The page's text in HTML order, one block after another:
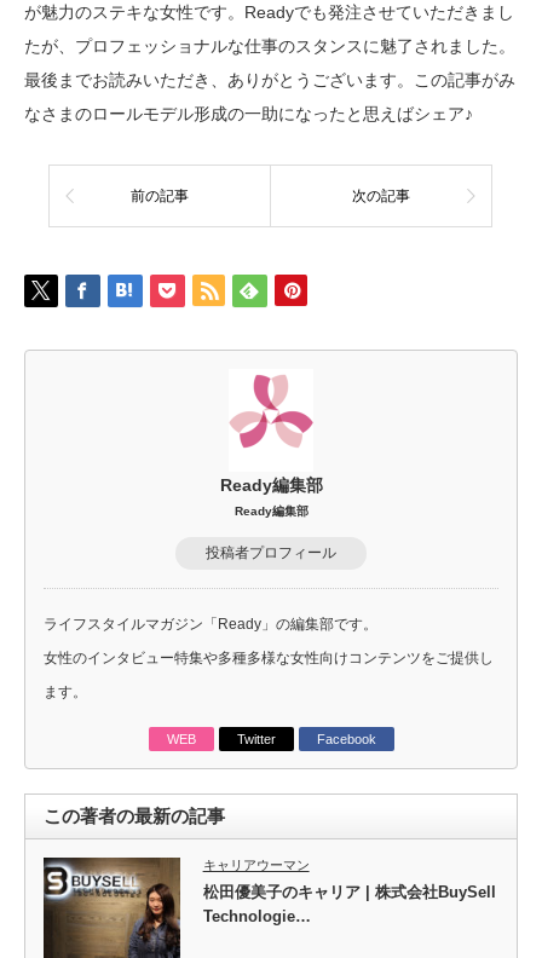
が魅力のステキな女性です。Readyでも発注させていただきまし
たが、プロフェッショナルな仕事のスタンスに魅了されました。
最後までお読みいただき、ありがとうございます。この記事がみ
なさまのロールモデル形成の一助になったと思えばシェア♪
前の記事 次の記事
Ready編集部
Ready編集部
投稿者プロフィール
ライフスタイルマガジン「Ready」の編集部です。
女性のインタビュー特集や多種多様な女性向けコンテンツをご提供し
ます。
WEB Twitter Facebook
この著者の最新の記事
キャリアウーマン
松田優美子のキャリア | 株式会社BuySell
Technologie…